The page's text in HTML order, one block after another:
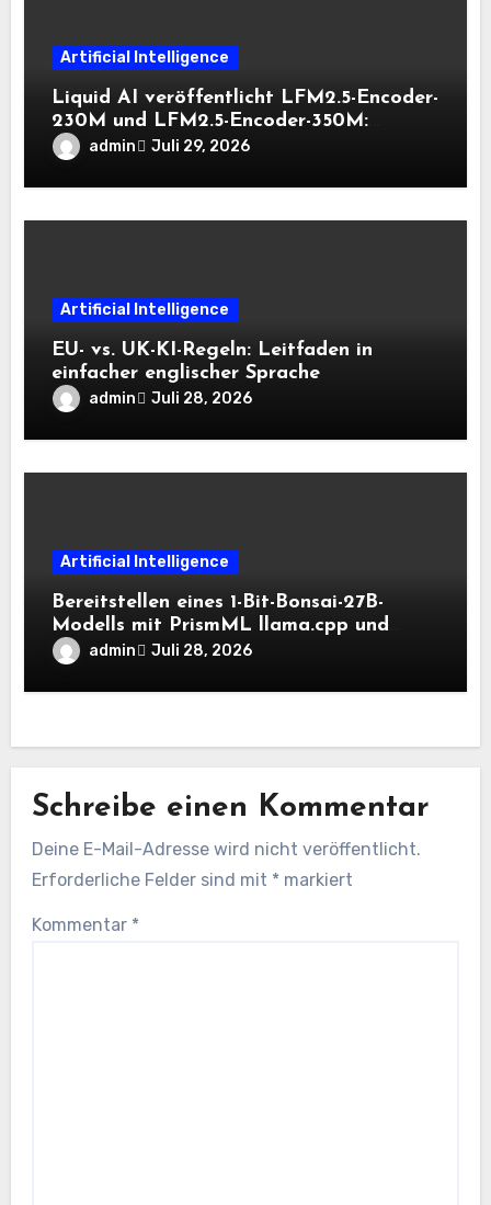
Artificial Intelligence
Liquid AI veröffentlicht LFM2.5-Encoder-
230M und LFM2.5-Encoder-350M:
Bidirektionale Encoder, die bei 8K-
admin Juli 29, 2026
Artificial Intelligence
EU- vs. UK-KI-Regeln: Leitfaden in
einfacher englischer Sprache
admin Juli 28, 2026
Artificial Intelligence
Bereitstellen eines 1-Bit-Bonsai-27B-
Modells mit PrismML llama.cpp und
OpenAI-kompatiblen lokalen Inferenz-
admin Juli 28, 2026
Schreibe einen Kommentar
Deine E-Mail-Adresse wird nicht veröffentlicht.
Erforderliche Felder sind mit * markiert
Kommentar *